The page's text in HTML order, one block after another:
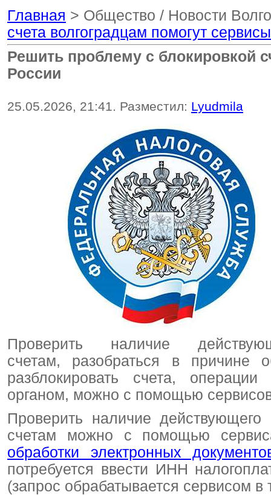
Главная > Общество / Новости
счета волгоградцам помогут
Решить проблему с блокировкой
России
25.05.2026, 21:41. Разместил: Lyudmila
Проверить наличие
счетам,
разобраться в причине
разблокировать счета,
органом, можно с помощью
Проверить наличие
счетам можно с помощью
обработки электронных
потребуется ввести ИНН
(запрос обрабатывается сервисом в